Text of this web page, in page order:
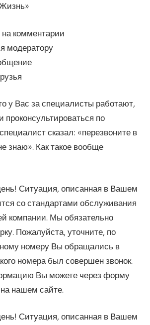
комментарии
модератору
у Вас за специалисты работают,
проконсультироваться по
сказал: «перезвоните в
знаю». Как такое вообще
Ситуация, описанная в Вашем
со стандартами обслуживания
компании. Мы обязательно
Пожалуйста, уточните, по
номеру Вы обращались в
номера был совершен звонок.
Вы можете через форму
нашем сайте.
Ситуация, описанная в Вашем